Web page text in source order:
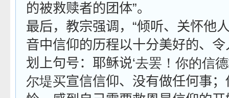
的被救赎者的团体”。
最后，教宗强调，“倾听、关怀他
音中信仰的历程以十分美好的、
划上句号：耶稣说‘去罢！你的信
尔堤买宣信信仰、没有做任何事